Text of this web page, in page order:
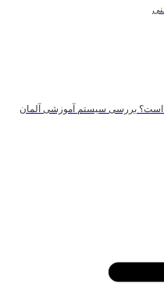
بررسی سیستم آموزشی آلمان